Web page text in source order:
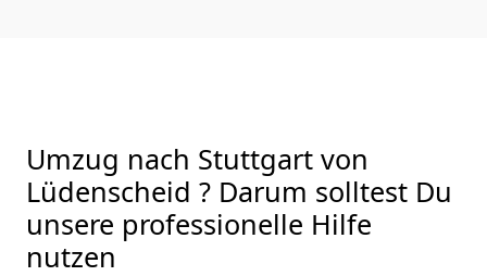
Umzug nach Stuttgart von
Lüdenscheid ? Darum solltest Du
unsere professionelle Hilfe
nutzen